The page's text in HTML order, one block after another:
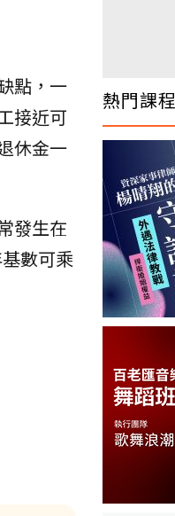
點，一
接近可
休金一
發生在
數可乘
熱門課程